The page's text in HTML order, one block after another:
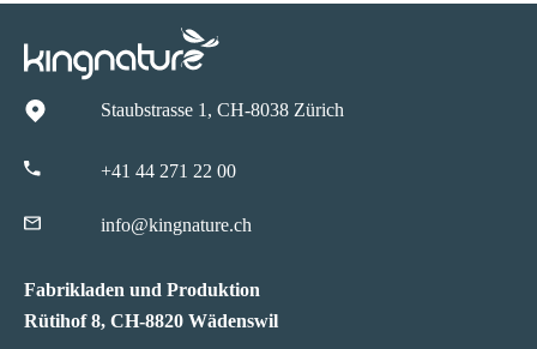
Staubstrasse 1, CH-8038 Zürich
+41 44 271 22 00
info@kingnature.ch
Fabrikladen und Produktion
Rütihof 8, CH-8820 Wädenswil